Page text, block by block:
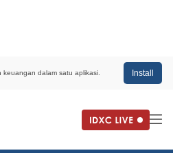
dalam satu aplikasi. Install